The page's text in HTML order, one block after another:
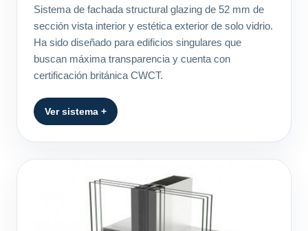
Sistema de fachada structural glazing de 52 mm de
sección vista interior y estética exterior de solo vidrio.
Ha sido diseñado para edificios singulares que
buscan máxima transparencia y cuenta con
certificación británica CWCT.
Ver sistema +